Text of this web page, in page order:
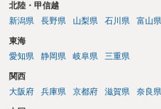
北陸・甲信越
新潟県
長野県 山梨県 石川県 富山県
東海
愛知県
静岡県 岐阜県 三重県
関西
大阪府
兵庫県 京都府 滋賀県 奈良県